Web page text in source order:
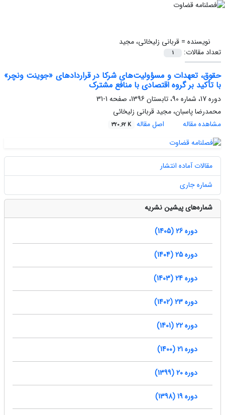
نویسنده =قربانی زلیخائی، مجید
تعداد مقالات:
1
حقوق، تعهدات و مسؤولیت‌های شرکا در قراردادهای «جوینت ونچر»
با تأکید بر گروه اقتصادی با منافع مشترک
دوره 17، شماره 90، تابستان 1396، صفحه
1-31
محمدرضا پاسبان، مجید قربانی زلیخائی
مشاهده مقاله
اصل مقاله 320.62 K
مقالات آماده انتشار
شماره جاری
شماره‌های پیشین نشریه
دوره 26 (1405)
دوره 25 (1404)
دوره 24 (1403)
دوره 23 (1402)
دوره 22 (1401)
دوره 21 (1400)
دوره 20 (1399)
دوره 19 (1398)